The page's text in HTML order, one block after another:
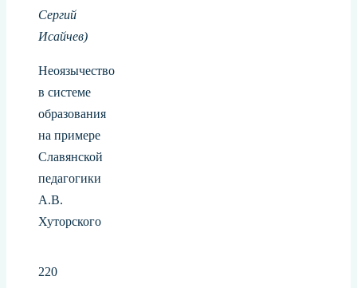
Сергий
Исайчев)
Неоязычество
в системе
образования
на примере
Славянской
педагогики
А.В.
Хуторского
220